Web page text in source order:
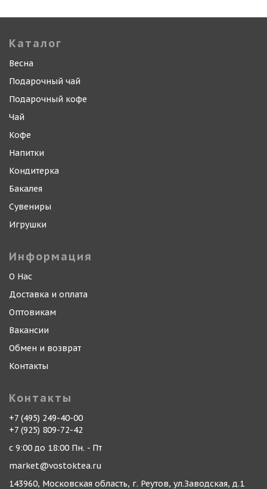
Каталог
Весна
Подарочный чай
Подарочный кофе
Чай
Кофе
Напитки
Кондитерка
Бакалея
Сувениры
Игрушки
Информация
О Нас
Доставка и оплата
Оптовикам
Вакансии
Обмен и возврат
Контакты
Контакты
+7 (495) 249-40-00
+7 (925) 809-72-42
с 9:00 до 18:00 Пн. - Пт
market@vostoktea.ru
143960, Московская область, г. Реутов, ул.Заводская, д.1